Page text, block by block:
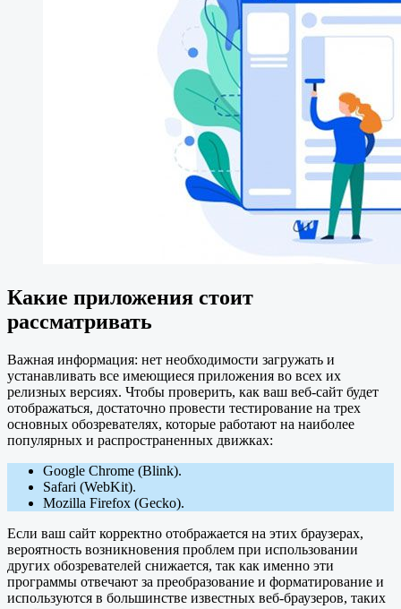
Какие приложения стоит
рассматривать
Важная информация: нет необходимости загружать и
устанавливать все имеющиеся приложения во всех их
релизных версиях. Чтобы проверить, как ваш веб-сайт будет
отображаться, достаточно провести тестирование на трех
основных обозревателях, которые работают на наиболее
популярных и распространенных движках:
Google Chrome (Blink).
Safari (WebKit).
Mozilla Firefox (Gecko).
Если ваш сайт корректно отображается на этих браузерах,
вероятность возникновения проблем при использовании
других обозревателей снижается, так как именно эти
программы отвечают за преобразование и форматирование и
используются в большинстве известных веб-браузеров, таких